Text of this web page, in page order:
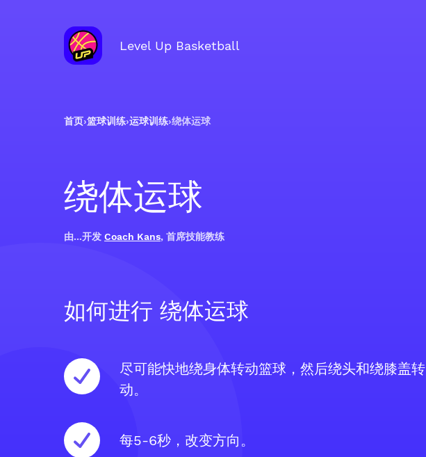
Level Up Basketball
首页›篮球训练›运球训练›绕体运球
绕体运球
由...开发 Coach Kans, 首席技能教练
如何进行 绕体运球
尽可能快地绕身体转动篮球，然后绕头和绕膝盖转
动。
每5-6秒，改变方向。